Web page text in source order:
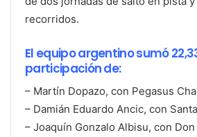
recorridos.
El equipo argentino sumó
participación de:
– Martín Dopazo, con Pegasus
– Damián Eduardo Ancic, con
– Joaquín Gonzalo Albisu, con